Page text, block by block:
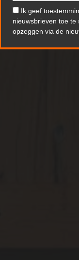
Ik geef
nieuwsbrieven toe
opzeggen via de